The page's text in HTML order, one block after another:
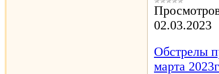
02.03.2023
Обстрелы
марта